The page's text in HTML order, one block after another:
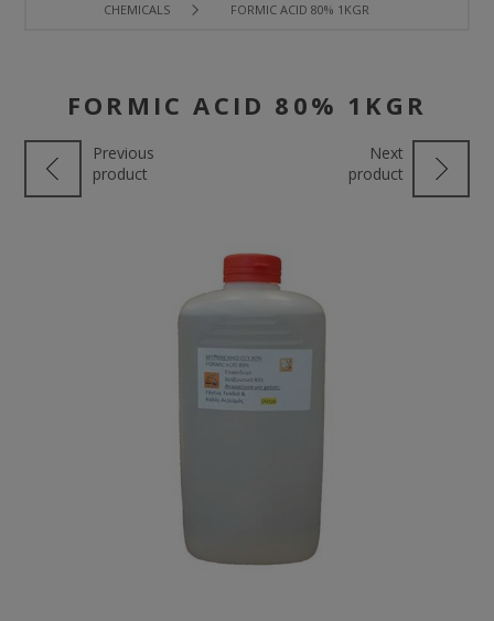
CHEMICALS FORMIC ACID 80% 1KGR
FORMIC ACID 80% 1KGR
Previous
product
Next
product